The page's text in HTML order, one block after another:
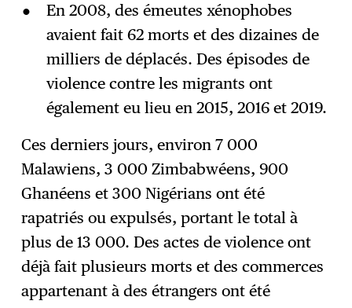
En 2008, des émeutes xénophobes
avaient fait 62 morts et des dizaines de
milliers de déplacés. Des épisodes de
violence contre les migrants ont
également eu lieu en 2015, 2016 et 2019.
Ces derniers jours, environ 7 000
Malawiens, 3 000 Zimbabwéens, 900
Ghanéens et 300 Nigérians ont été
rapatriés ou expulsés, portant le total à
plus de 13 000. Des actes de violence ont
déjà fait plusieurs morts et des commerces
appartenant à des étrangers ont été